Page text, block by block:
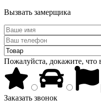
Вызвать замерщика
Пожалуйста, докажите, что
Заказать звонок